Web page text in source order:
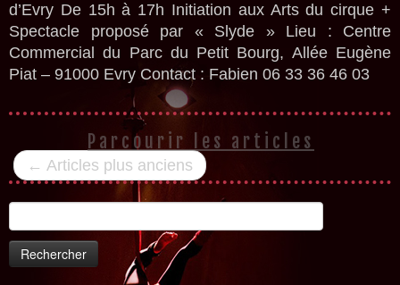
d’Evry De 15h à 17h Initiation aux Arts du cirque +
Spectacle proposé par « Slyde » Lieu : Centre
Commercial du Parc du Petit Bourg, Allée Eugène
Piat – 91000 Evry Contact : Fabien 06 33 36 46 03
Parcourir les articles
← Articles plus anciens